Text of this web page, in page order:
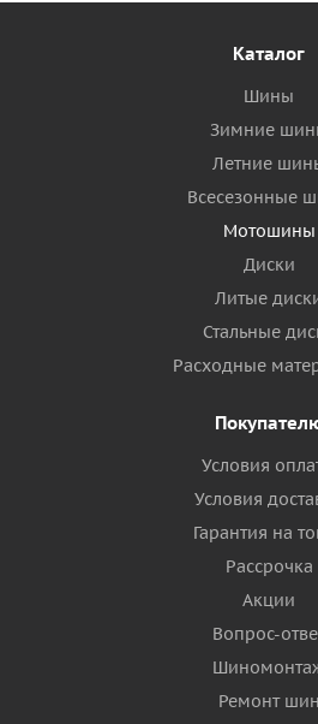
Каталог
Шины
Зимние
Летние
Всесезонные
Мотошины
Диски
Литые
Стальные
Расходные
Условия
Условия
Гарантия на
Рассрочка
Акции
Вопрос-
Ремонт шин